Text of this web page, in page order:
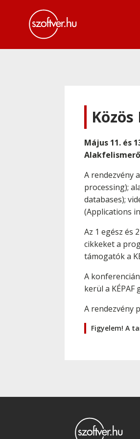
Május 11. és
A rendezvény
processing);
databases);
(Applications
Az 1 egész és
cikkeket a
támogatók a
A
kerül a KÉPAF
A rendezvény
Figyelem! A